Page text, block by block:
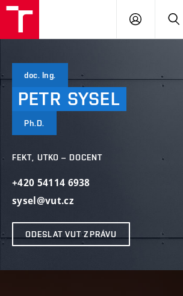
PŘIHLÁSIT
doc. Ing.
PETR SYSEL
Ph.D.
FEKT, UTKO – DOCENT
+420 54114 6938
sysel@vut.cz
ODESLAT VUT ZPRÁVU